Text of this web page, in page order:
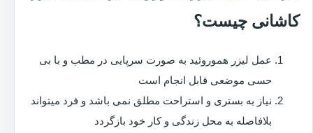
کاشانی چیست؟
عمل لیزر هموروئید به صورت سرپایی در مطب و با بی
حسی موضعی قابل انجام است
نیاز به بستری و استراحت مطلق نمی باشد و فرد میتواند
بلافاصله به محل زندگی و کار خود بازگردد